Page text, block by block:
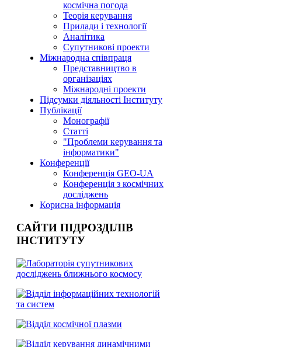
космічна погода
Теорія керування
Прилади і технології
Аналітика
Супутникові проекти
Міжнародна співпраця
Представництво в
організаціях
Міжнародні проекти
Підсумки діяльності Інституту
Публікації
Монографії
Статті
"Проблеми керування та
інформатики"
Конференції
Конференція GEO-UA
Конференція з космічних
досліджень
Корисна інформація
САЙТИ ПІДРОЗДІЛІВ
ІНСТИТУТУ